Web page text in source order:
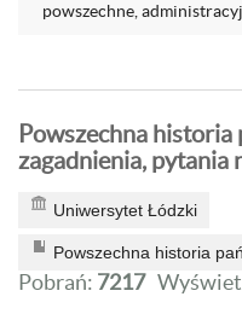
powszechne,
Powszechna
zagadnienia, pytania
Uniwersytet Łódzki
Powszechna historia
Pobrań: 7217